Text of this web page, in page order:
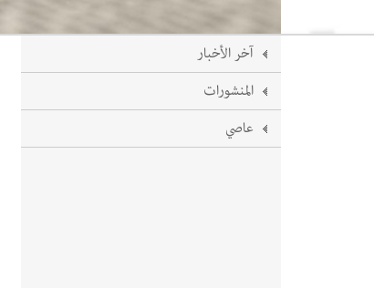
آخر الأخبار
المنشورات
عاصي